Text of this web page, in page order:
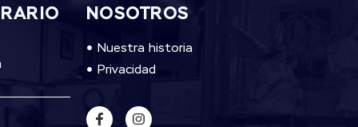
NOSOTROS
Nuestra historia
Privacidad